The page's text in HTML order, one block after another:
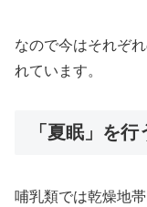
なので今はそれぞ
れています。
「夏眠」を
哺乳類では乾燥地